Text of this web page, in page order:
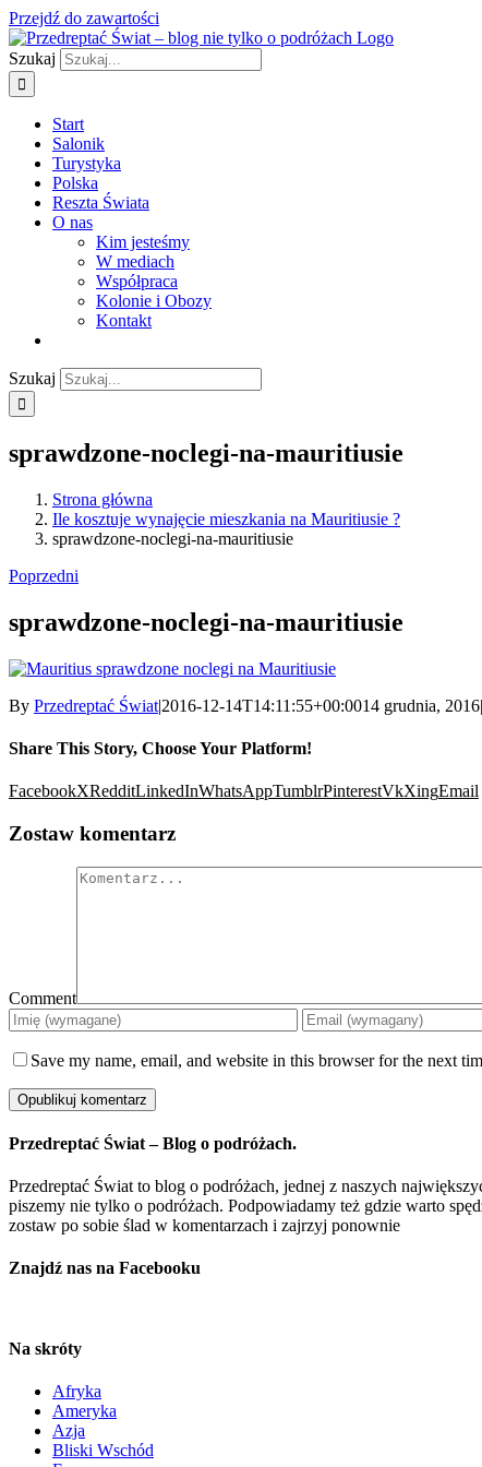
Przejdź do zawartości
Szukaj
Start
Salonik
Turystyka
Polska
Reszta Świata
O nas
Kim jesteśmy
W mediach
Współpraca
Kolonie i Obozy
Kontakt
Szukaj
sprawdzone-noclegi-na-mauritiusie
Strona główna
Ile kosztuje wynajęcie mieszkania na Mauritiusie ?
sprawdzone-noclegi-na-mauritiusie
Poprzedni
sprawdzone-noclegi-na-mauritiusie
By Przedreptać Świat|2016-12-14T14:11:55+00:0014 grudnia, 2016|
Share This Story, Choose Your Platform!
FacebookXRedditLinkedInWhatsAppTumblrPinterestVkXingEmail
Zostaw komentarz
Comment
Save my name, email, and website in this browser for the next
Przedreptać Świat – Blog o podróżach.
Przedreptać Świat to blog o podróżach, jednej z naszych
piszemy nie tylko o podróżach. Podpowiadamy też gdzie warto
zostaw po sobie ślad w komentarzach i zajrzyj ponownie
Znajdź nas na Facebooku
Na skróty
Afryka
Ameryka
Azja
Bliski Wschód